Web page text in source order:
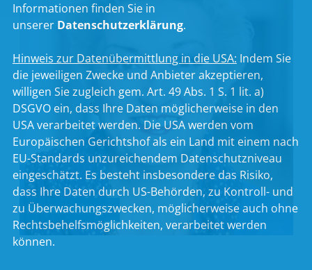
Petra Guttenberger
Informationen finden Sie in
unserer Datenschutzerklärung.
Hinweis zur Datenübermittlung in die USA: Indem Sie
die jeweiligen Zwecke und Anbieter akzeptieren,
willigen Sie zugleich gem. Art. 49 Abs. 1 S. 1 lit. a)
DSGVO ein, dass Ihre Daten möglicherweise in den
USA verarbeitet werden. Die USA werden vom
Europäischen Gerichtshof als ein Land mit einem nach
EU-Standards unzureichendem Datenschutzniveau
eingeschätzt. Es besteht insbesondere das Risiko,
dass Ihre Daten durch US-Behörden, zu Kontroll- und
zu Überwachungszwecken, möglicherweise auch ohne
Rechtsbehelfsmöglichkeiten, verarbeitet werden
können.